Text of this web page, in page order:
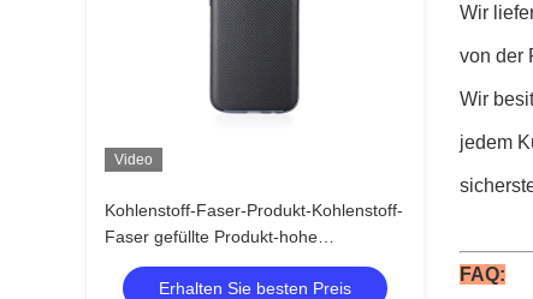
Video
Kohlenstoff-Faser-Produkt-Kohlenstoff-
Faser gefüllte Produkt-hohe
Temperatur
Erhalten Sie besten Preis
Wir
von der
Wir
jedem
FAQ: